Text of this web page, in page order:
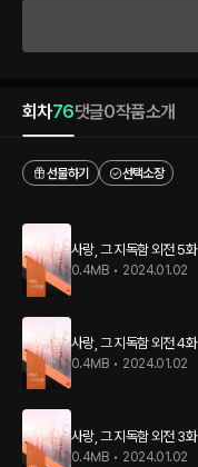
회차76댓글0작품소개
선물하기
선택소장
사랑, 그 지독함 외전 5화
0.4MB • 2024.01.02
사랑, 그 지독함 외전 4화
0.4MB • 2024.01.02
사랑, 그 지독함 외전 3화
0.4MB • 2024.01.02